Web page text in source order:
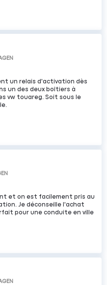
un relais d'activation dès
un des deux boîtiers à
vw touareg. Soit sous le
et on est facilement pris au
Je déconseille l'achat
pour une conduite en ville